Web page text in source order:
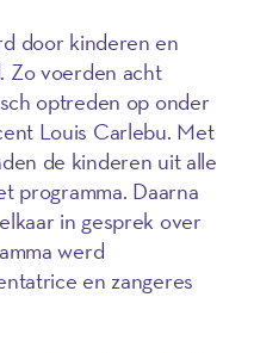
door kinderen en
Zo voerden acht
optreden op onder
Louis Carlebu. Met
de kinderen uit alle
programma. Daarna
in gesprek over
werd
en zangeres